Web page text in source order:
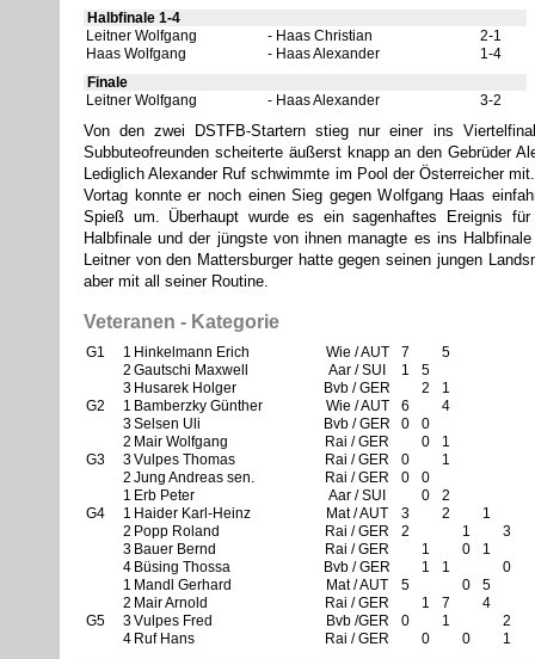
Halbfinale 1-4
Leitner Wolfgang
Haas Christian
2-1
Haas Wolfgang
Haas Alexander
1-4
Finale
Leitner Wolfgang
Haas Alexander 3-2
Von den zwei DSTFB-Startern stieg nur einer ins
Subbuteofreunden scheiterte äußerst knapp an den Gebrüder
Lediglich Alexander Ruf schwimmte im Pool der Österreicher
Vortag konnte er noch einen Sieg gegen Wolfgang Haas
Spieß um. Überhaupt wurde es ein sagenhaftes Ereignis
Halbfinale und der jüngste von ihnen managte es ins
Leitner von den Mattersburger hatte gegen seinen jungen
aber mit all seiner Routine.
Veteranen - Kategorie
G1 1 Hinkelmann Erich Wie / AUT 7
5
2 Gautschi Maxwell Aar / SUI 1
5
3 Husarek Holger Bvb / GER 2
1
G2
1 Bamberzky Günther Wie / AUT 6
4
3Selsen Uli Bvb / GER 0
0
2 Mair Wolfgang Rai / GER 0
1
G3
3Vulpes Thomas Rai / GER 0
1
2 Jung Andreas sen. Rai / GER 0
0
1 Erb Peter Aar / SUI 0
2
G4
1 Haider Karl-Heinz Mat / AUT 3 2
1
2 Popp Roland Rai / GER 2 1
3
3 Bauer Bernd Rai / GER 1 0
1
4 Büsing Thossa Bvb / GER 1 1
0
1 Mandl Gerhard Mat / AUT 5 0
5
2 Mair Arnold Rai / GER 1 7
4
G5
3Vulpes Fred Bvb /GER 0 1
2
4 Ruf Hans Rai / GER 0 0 1